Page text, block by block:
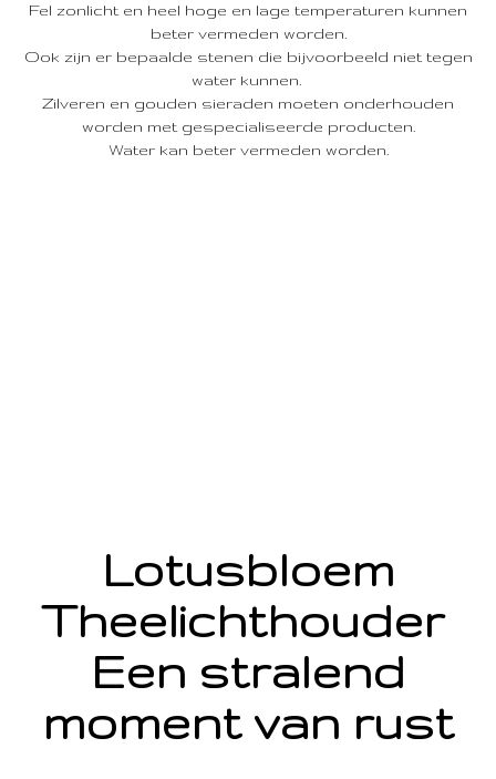
Fel zonlicht en heel hoge en lage temperaturen kunnen
beter vermeden worden.
Ook zijn er bepaalde stenen die bijvoorbeeld niet tegen
water kunnen.
Zilveren en gouden sieraden moeten onderhouden
worden met gespecialiseerde producten.
Water kan beter vermeden worden.
Lotusbloem
Theelichthouder
Een stralend
moment van rust